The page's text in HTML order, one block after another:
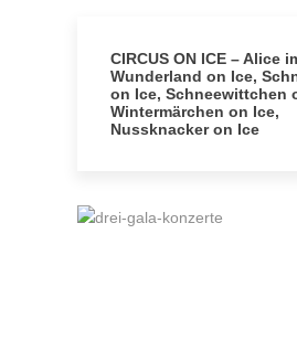
CIRCUS ON ICE – Alice
Wunderland on Ice,
on Ice, Schneewittchen
Wintermärchen on Ice,
Nussknacker on Ice